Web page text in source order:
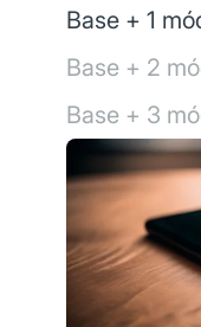
Base + 1
Base + 2
Base + 3